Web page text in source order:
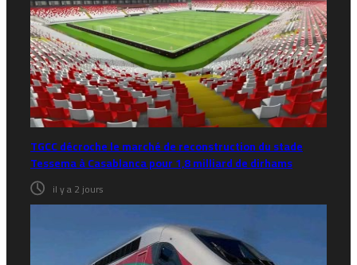
TGCC décroche le marché de reconstruction du stade
Tessema à Casablanca pour 1,8 milliard de dirhams
il y a 2 jours